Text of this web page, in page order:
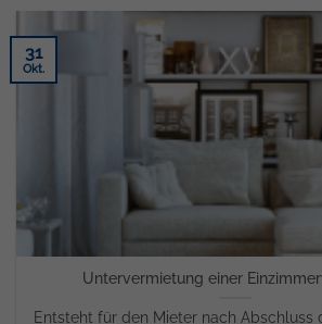
Untervermietung einer
Entsteht für den Mieter nach Abschluss
31
Okt.